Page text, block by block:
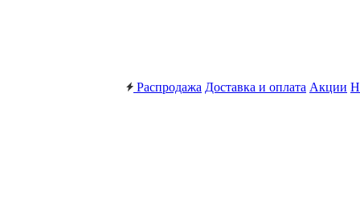
Распродажа Доставка и оплата Акции